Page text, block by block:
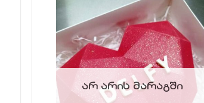
ᲐᲠ ᲐᲠᲘᲡ ᲛᲐᲠᲐᲒᲨᲘ